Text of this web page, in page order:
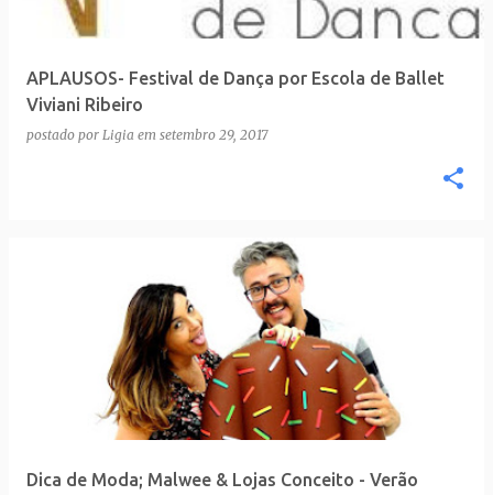
APLAUSOS- Festival de Dança por Escola de Ballet
Viviani Ribeiro
postado por Ligia em setembro 29, 2017
Dica de Moda; Malwee & Lojas Conceito - Verão